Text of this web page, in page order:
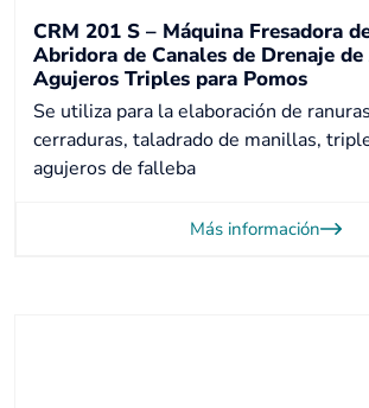
CRM 201 S – Máquina Fresadora
Abridora de Canales de Drenaje
Agujeros Triples para Pomos
Se utiliza para la elaboración de
cerraduras, taladrado de manillas,
agujeros de falleba
Más información